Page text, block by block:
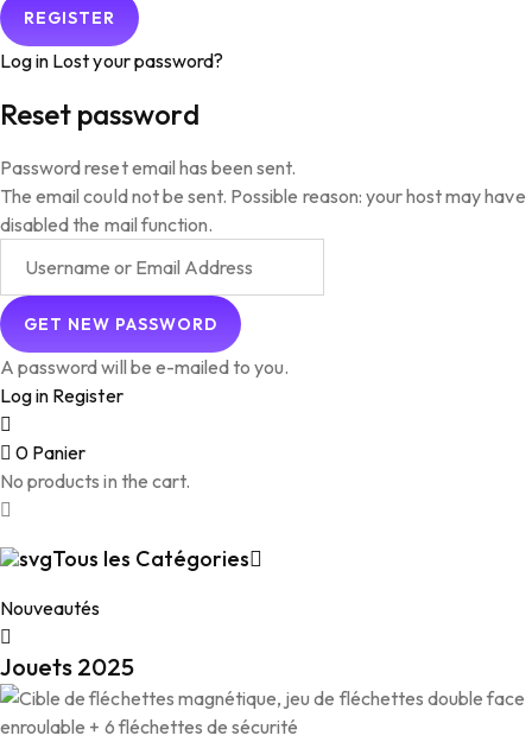
Log in Lost your password?
Reset password
Password reset email has been sent.
The email could not be sent. Possible reason: your host may have
disabled the mail function.
A password will be e-mailed to you.
Log in Register
0 Panier
No products in the cart.
Tous les Catégories
Nouveautés
Jouets 2025